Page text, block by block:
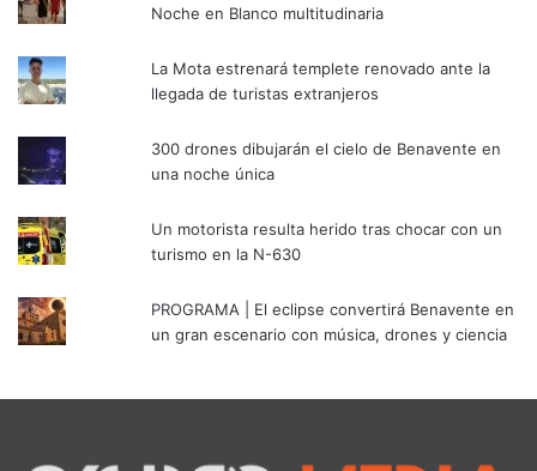
Noche en Blanco multitudinaria
La Mota estrenará templete renovado ante la
llegada de turistas extranjeros
300 drones dibujarán el cielo de Benavente en
una noche única
Un motorista resulta herido tras chocar con un
turismo en la N-630
PROGRAMA | El eclipse convertirá Benavente en
un gran escenario con música, drones y ciencia